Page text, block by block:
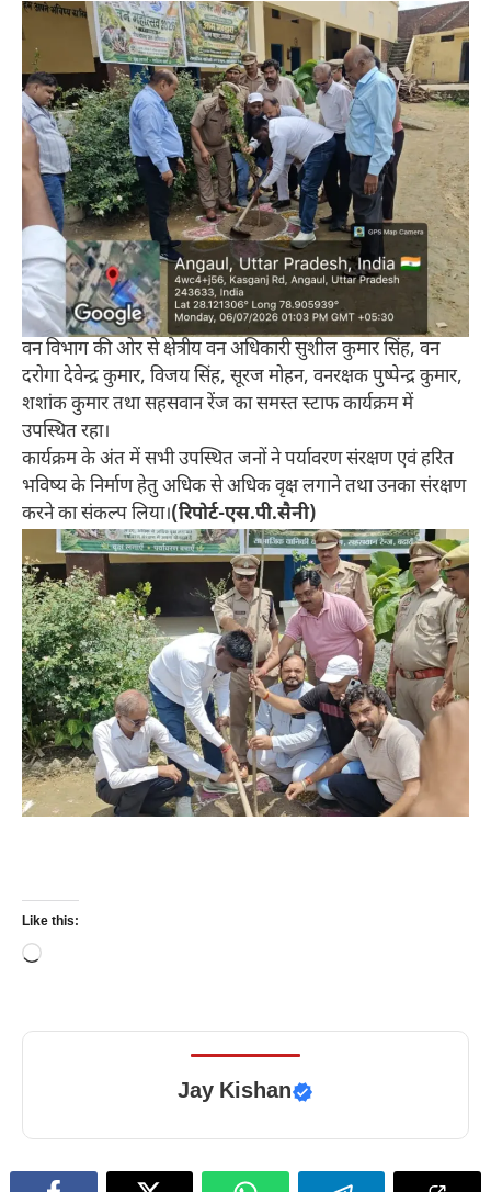
वन विभाग की ओर से क्षेत्रीय वन अधिकारी सुशील कुमार सिंह, वन
दरोगा देवेन्द्र कुमार, विजय सिंह, सूरज मोहन, वनरक्षक पुष्पेन्द्र कुमार,
शशांक कुमार तथा सहसवान रेंज का समस्त स्टाफ कार्यक्रम में
उपस्थित रहा।
कार्यक्रम के अंत में सभी उपस्थित जनों ने पर्यावरण संरक्षण एवं हरित
भविष्य के निर्माण हेतु अधिक से अधिक वृक्ष लगाने तथा उनका संरक्षण
करने का संकल्प लिया।(रिपोर्ट-एस.पी.सैनी)
Like this:
Loading…
Jay Kishan